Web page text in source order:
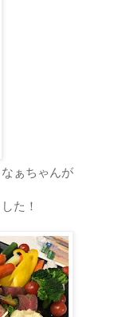
ぁちゃんが
た！